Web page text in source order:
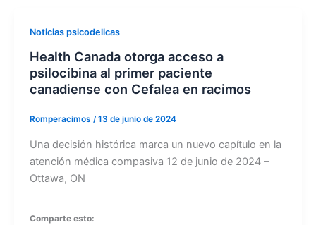
Noticias psicodelicas
Health Canada otorga acceso a
psilocibina al primer paciente
canadiense con Cefalea en racimos
Romperacimos /13 de junio de 2024
Una decisión histórica marca un nuevo capítulo en la
atención médica compasiva 12 de junio de 2024 –
Ottawa, ON
Comparte esto: